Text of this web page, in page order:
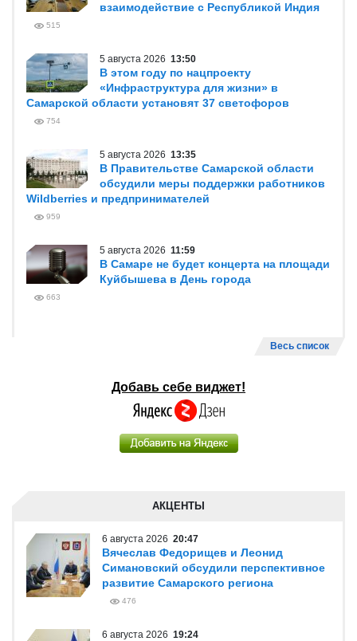
взаимодействие с Республикой Индия
515
5 августа 2026 13:50
В этом году по нацпроекту
«Инфраструктура для жизни» в
Самарской области установят 37 светофоров
754
5 августа 2026 13:35
В Правительстве Самарской области
обсудили меры поддержки работников
Wildberries и предпринимателей
959
5 августа 2026 11:59
В Самаре не будет концерта на площади
Куйбышева в День города
663
Весь список
Добавь себе виджет!
АКЦЕНТЫ
6 августа 2026 20:47
Вячеслав Федорищев и Леонид
Симановский обсудили перспективное
развитие Самарского региона
476
6 августа 2026 19:24